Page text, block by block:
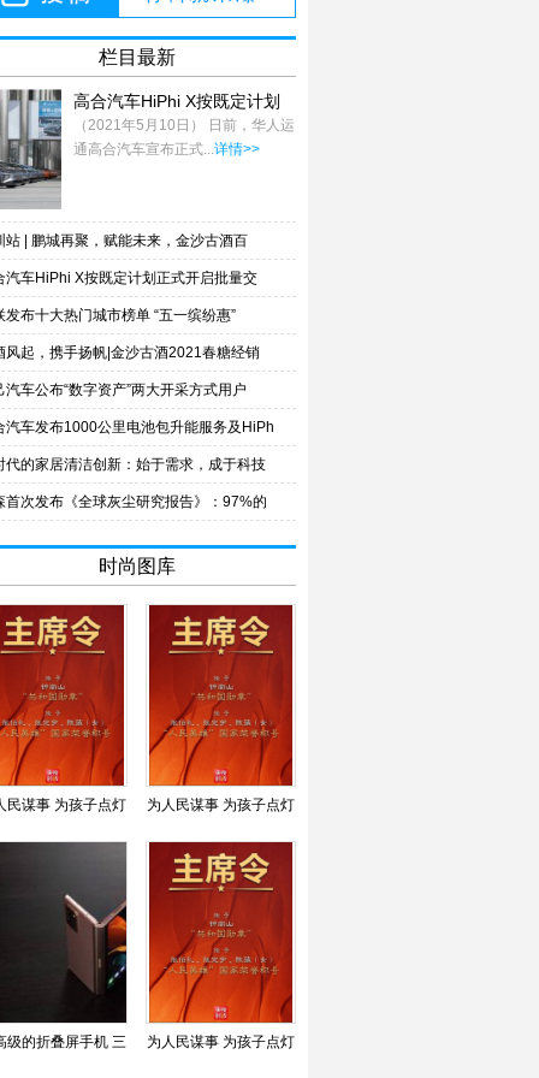
栏目最新
高合汽车HiPhi X按既定计划
正式开启批量交
（2021年5月10日） 日前，华人运
通高合汽车宣布正式...详情>>
站 | 鹏城再聚，赋能未来，金沙古酒百
汽车HiPhi X按既定计划正式开启批量交
发布十大热门城市榜单 “五一缤纷惠”
风起，携手扬帆|金沙古酒2021春糖经销
汽车公布“数字资产”两大开采方式用户
汽车发布1000公里电池包升能服务及HiPh
代的家居清洁创新：始于需求，成于科技
首次发布《全球灰尘研究报告》：97%的
时尚图库
民谋事 为孩子点灯
钟南山院士创新
为人民谋事 为孩子点灯
——钟南山院士创新
级的折叠屏手机 三 为人民谋事 为孩子点灯